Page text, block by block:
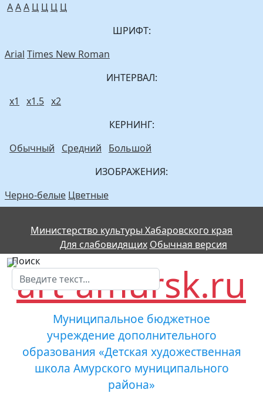
AAA Ц Ц Ц Ц
ШРИФТ:
Arial Times New Roman
ИНТЕРВАЛ:
х1
х1.5 х2
КЕРНИНГ:
Обычный
Средний
Большой
ИЗОБРАЖЕНИЯ:
Черно-белые Цветные
Министерство культуры Хабаровского края
Для слабовидящих Обычная версия
Поиск
Муниципальное бюджетное
учреждение дополнительного
образования «Детская художественная
школа Амурского муниципального
района»